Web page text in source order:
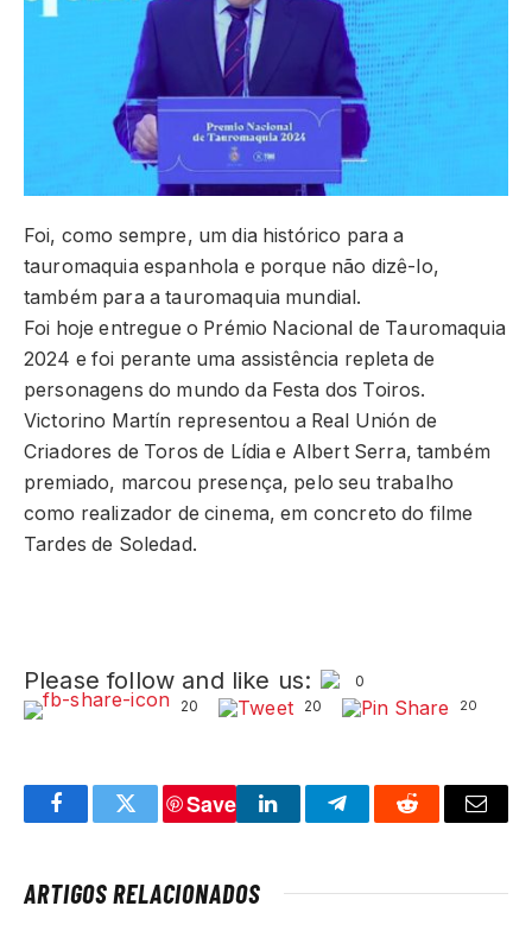
Foi, como sempre, um dia histórico para a
tauromaquia espanhola e porque não dizê-lo,
também para a tauromaquia mundial.
Foi hoje entregue o Prémio Nacional de Tauromaquia
2024 e foi perante uma assistência repleta de
personagens do mundo da Festa dos Toiros.
Victorino Martín representou a Real Unión de
Criadores de Toros de Lídia e Albert Serra, também
premiado, marcou presença, pelo seu trabalho
como realizador de cinema, em concreto do filme
Tardes de Soledad.
Please follow and like us:
0
20
20 20
FacebookTwitter
Save
LinkedInTelegramReddit Email
ARTIGOS RELACIONADOS